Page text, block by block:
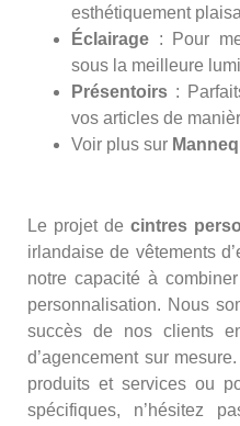
esthétiquement
Éclairage : Pour
sous la meilleure
Présentoirs :
vos articles de
Voir plus sur
Le projet de cintres
irlandaise de vêtements
notre capacité à
personnalisation. Nous
succès de nos clients
d’agencement sur
produits et services ou
spécifiques, n’hésitez